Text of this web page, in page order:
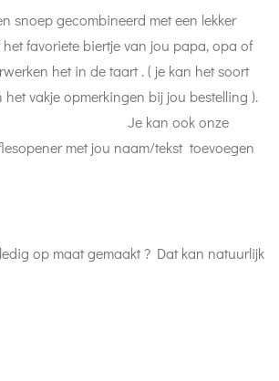
snoep gecombineerd met een lekker
het favoriete biertje van jou papa, opa of
het in de taart . ( je kan het soort
vakje opmerkingen bij jou bestelling ).
ook onze
met jou naam/tekst toevoegen
op maat gemaakt ? Dat kan natuurlijk